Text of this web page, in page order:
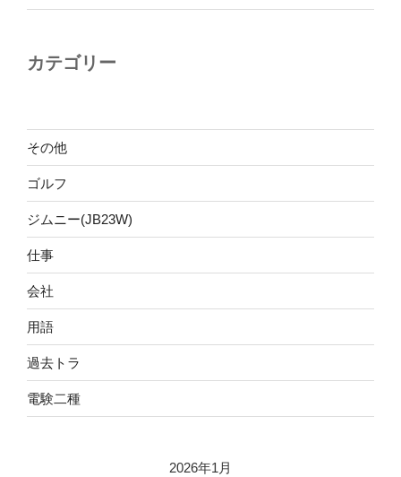
カテゴリー
その他
ゴルフ
ジムニー(JB23W)
仕事
会社
用語
過去トラ
電験二種
2026年1月